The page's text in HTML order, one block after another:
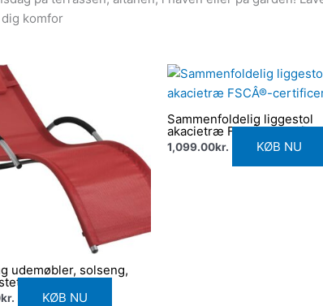
komfor
udemøbler, solseng,
til 120 kg
kr. KØB NU
Sammenfoldelig liggestol
akacietræ FSCÂ®-
1,099.00kr. KØB NU